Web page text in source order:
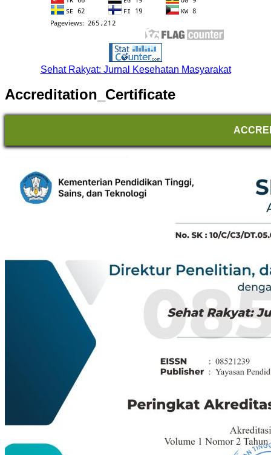
Sehat Rakyat: Jurnal Kesehatan Masyarakat
Accreditation_Certificate